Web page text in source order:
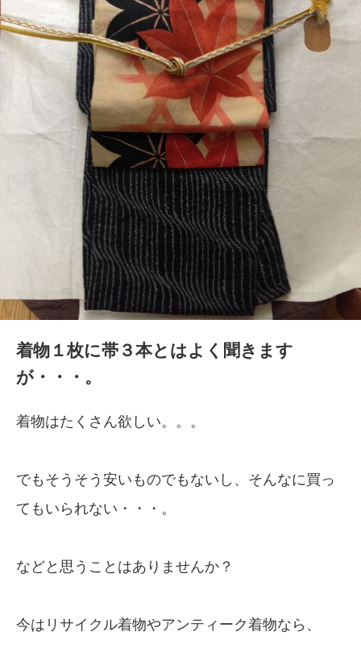
着物１枚に帯３本とはよく聞きます
が・・・。
着物はたくさん欲しい。。。
でもそうそう安いものでもないし、そんなに買っ
てもいられない・・・。
などと思うことはありませんか？
今はリサイクル着物やアンティーク着物なら、